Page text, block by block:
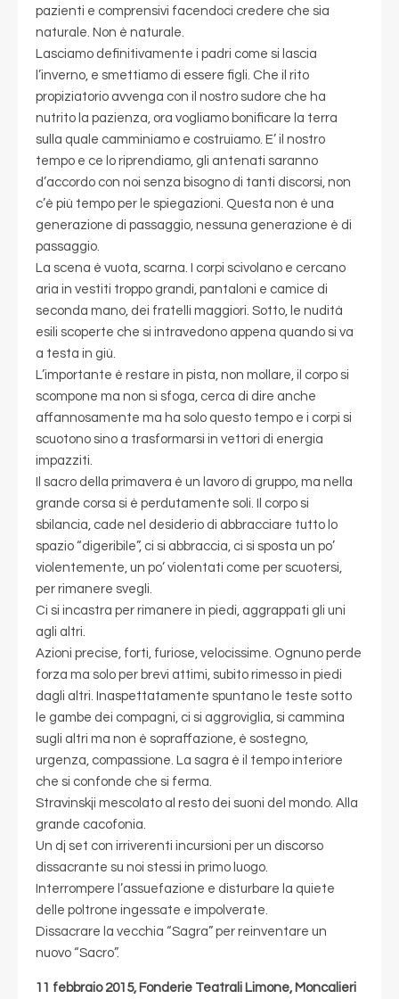
pazienti e comprensivi facendoci credere che sia
naturale. Non è naturale.
Lasciamo definitivamente i padri come si lascia
l’inverno, e smettiamo di essere figli. Che il rito
propiziatorio avvenga con il nostro sudore che ha
nutrito la pazienza, ora vogliamo bonificare la terra
sulla quale camminiamo e costruiamo. E’ il nostro
tempo e ce lo riprendiamo, gli antenati saranno
d’accordo con noi senza bisogno di tanti discorsi, non
c’è più tempo per le spiegazioni. Questa non è una
generazione di passaggio, nessuna generazione è di
passaggio.
La scena è vuota, scarna. I corpi scivolano e cercano
aria in vestiti troppo grandi, pantaloni e camice di
seconda mano, dei fratelli maggiori. Sotto, le nudità
esili scoperte che si intravedono appena quando si va
a testa in giù.
L’importante è restare in pista, non mollare, il corpo si
scompone ma non si sfoga, cerca di dire anche
affannosamente ma ha solo questo tempo e i corpi si
scuotono sino a trasformarsi in vettori di energia
impazziti.
Il sacro della primavera è un lavoro di gruppo, ma nella
grande corsa si è perdutamente soli. Il corpo si
sbilancia, cade nel desiderio di abbracciare tutto lo
spazio “digeribile”, ci si abbraccia, ci si sposta un po’
violentemente, un po’ violentati come per scuotersi,
per rimanere svegli.
Ci si incastra per rimanere in piedi, aggrappati gli uni
agli altri.
Azioni precise, forti, furiose, velocissime. Ognuno perde
forza ma solo per brevi attimi, subito rimesso in piedi
dagli altri. Inaspettatamente spuntano le teste sotto
le gambe dei compagni, ci si aggroviglia, si cammina
sugli altri ma non è sopraffazione, è sostegno,
urgenza, compassione. La sagra è il tempo interiore
che si confonde che si ferma.
Stravinskji mescolato al resto dei suoni del mondo. Alla
grande cacofonia.
Un dj set con irriverenti incursioni per un discorso
dissacrante su noi stessi in primo luogo.
Interrompere l’assuefazione e disturbare la quiete
delle poltrone ingessate e impolverate.
Dissacrare la vecchia “Sagra” per reinventare un
nuovo “Sacro”.
11 febbraio 2015, Fonderie Teatrali Limone, Moncalieri